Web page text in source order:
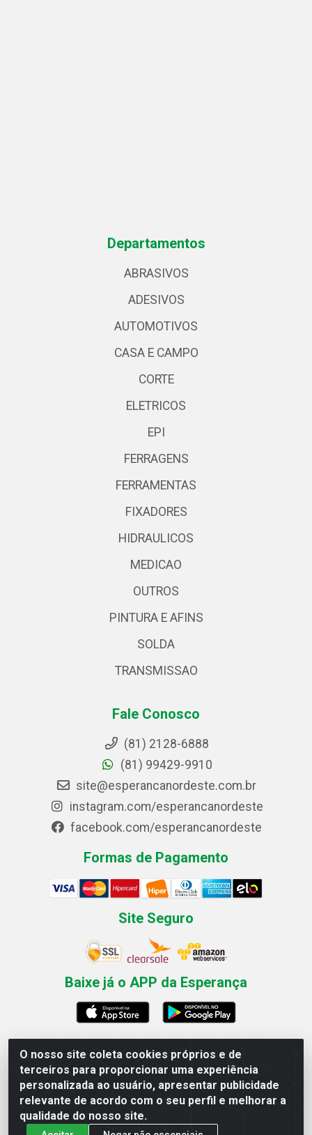
O nosso site coleta cookies próprios e de
terceiros para proporcionar uma experiência
personalizada ao usuário, apresentar publicidade
relevante de acordo com o seu perfil e melhorar a
qualidade do nosso site.
Departamentos
ABRASIVOS
ADESIVOS
AUTOMOTIVOS
CASA E CAMPO
CORTE
ELETRICOS
EPI
FERRAGENS
FERRAMENTAS
FIXADORES
HIDRAULICOS
MEDICAO
OUTROS
PINTURA E AFINS
SOLDA
TRANSMISSAO
Fale Conosco
(81) 2128-6888
(81) 99429-9910
site@esperancanordeste.com.br
instagram.com/esperancanordeste
facebook.com/esperancanordeste
Formas de Pagamento
Site Seguro
Baixe já o APP da Esperança
Esperança Nordeste - Rua Professor Caldas Filho, 291 -
Estância - Recife / PE CEP: 50771-335 - CNPJ
03.666.136/0001-23